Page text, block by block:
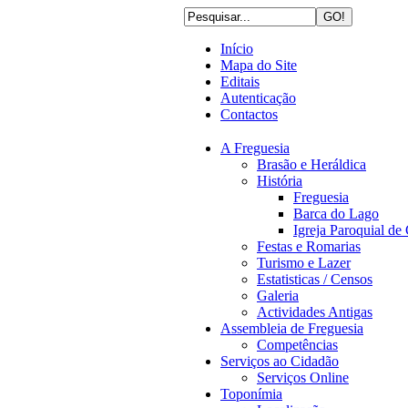
Início
Mapa do Site
Editais
Autenticação
Contactos
A Freguesia
Brasão e Heráldica
História
Freguesia
Barca do Lago
Igreja Paroquial de
Festas e Romarias
Turismo e Lazer
Estatisticas / Censos
Galeria
Actividades Antigas
Assembleia de Freguesia
Competências
Serviços ao Cidadão
Serviços Online
Toponímia